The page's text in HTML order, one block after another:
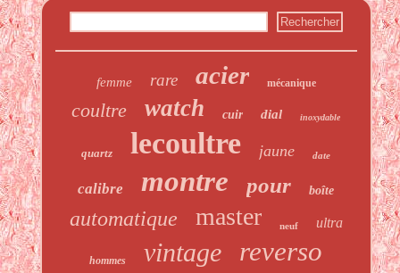
femme rare acier mécanique
coultre watch cuir dial inoxydable
quartz lecoultre jaune date
calibre montre pour boîte
automatique master neuf ultra
hommes vintage reverso